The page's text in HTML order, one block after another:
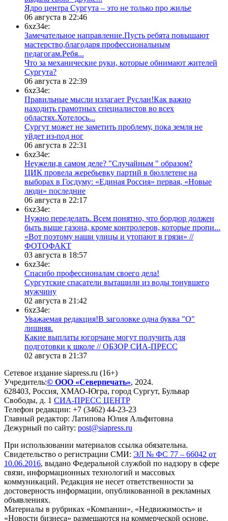
​Ядро центра Сургута ‒ это не только про жилье
06 августа в 22:46
6xz34e:
Замечательное направление.Пусть ребята повышают
мастерство,благодаря профессиональным
педагогам.Ребя...
​Что за механические руки, которые обнимают жителей
Сургута?
06 августа в 22:39
6xz34e:
Правильные мысли излагает Руслан!Как важно
находить грамотных специалистов во всех
областях.Хотелось...
Сургут может не заметить проблему, пока земля не
уйдет из-под ног
06 августа в 22:31
6xz34e:
Неужели,в самом деле? "Случайным " образом?
ЦИК провела жеребьевку партий в бюллетене на
выборах в Госдуму: «Единая Россия» первая, «Новые
люди» последние
06 августа в 22:17
6xz34e:
Нужно переделать. Всем понятно, что бордюр должен
быть выше газона, кроме контролеров, которые пропи...
«Вот поэтому наши улицы и утопают в грязи» //
ФОТОФАКТ
03 августа в 18:57
6xz34e:
Спасибо профессионалам своего дела!
Сургутские спасатели вытащили из воды тонувшего
мужчину
02 августа в 21:42
6xz34e:
Уважаемая редакция!В заголовке одна буква "О"
лишняя.
Какие выплаты югорчане могут получить для
подготовки к школе // ОБЗОР СИА-ПРЕСС
02 августа в 21:37
Сетевое издание siapress.ru (16+)
Учредитель:© ООО «Северпечать», 2024.
628403, Россия, ХМАО-Югра, город Сургут, Бульвар
Свободы, д. 1 СИА-ПРЕСС ЦЕНТР
Телефон редакции: +7 (3462) 44-23-23
Главный редактор: Латипова Юлия Альфитовна
Дежурный по сайту: post@siapress.ru
При использовании материалов ссылка обязательна.
Свидетельство о регистрации СМИ: ЭЛ № ФС 77 – 66042 от
10.06.2016, выдано Федеральной службой по надзору в сфере
связи, информационных технологий и массовых
коммуникаций. Редакция не несет ответственности за
достоверность информации, опубликованной в рекламных
объявлениях.
Материалы в рубриках «Компании», «Недвижимость» и
«Новости бизнеса» размещаются на коммерческой основе.